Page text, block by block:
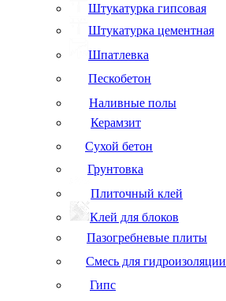
Штукатурка гипсовая
Штукатурка цементная
Шпатлевка
Пескобетон
Наливные полы
Керамзит
Сухой бетон
Грунтовка
Плиточный клей
Клей для блоков
Пазогребневые плиты
Смесь для гидроизоляции
Гипс